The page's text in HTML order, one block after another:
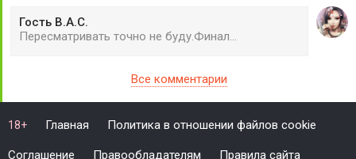
Гость В.А.С.
Пересматривать точно не буду.Финал...
Все комментарии
18+ Главная Политика в отношении файлов cookie
Соглашение Правообладателям Правила сайта